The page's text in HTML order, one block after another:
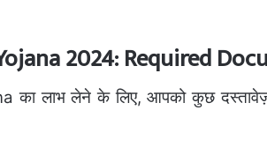
2024: Required
लाभ लेने के लिए, आपको कुछ दस्तावेज़